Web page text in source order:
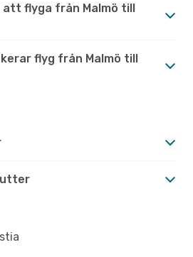
flyga från Malmö till
flyg från Malmö till